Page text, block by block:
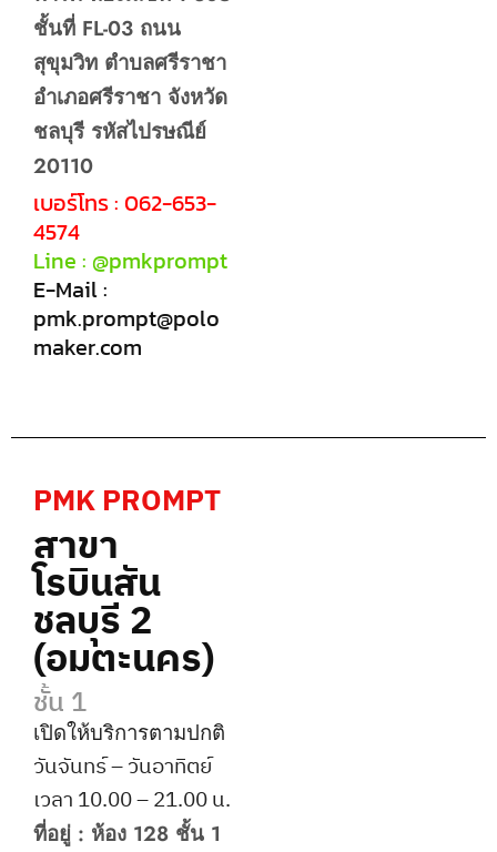
ชั้นที่ FL-03 ถนน
สุขุมวิท ตำบลศรีราชา
อำเภอศรีราชา จังหวัด
ชลบุรี รหัสไปรษณีย์
20110
เบอร์โทร : 062-653-
4574
Line : @pmkprompt
E-Mail :
pmk.prompt@polo
maker.com
PMK PROMPT
สาขา
โรบินสัน
ชลบุรี 2
(อมตะนคร)
ชั้น 1
เปิดให้บริการตามปกติ
วันจันทร์ –วันอาทิตย์
เวลา 10.00 – 21.00 น.
ที่อยู่ : ห้อง 128 ชั้น 1